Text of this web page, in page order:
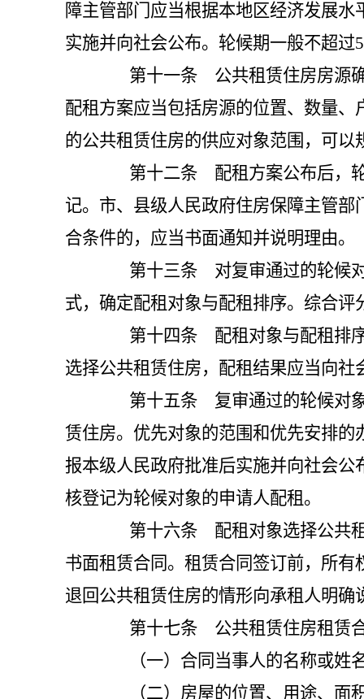
障主管部门应当根据本地区经济发展
实施并向社会公布。轮候期一般不超过
第十一条 公共租赁住房房源确
配租方案应当包括房源的位置、数量
的公共租赁住房的供应对象范围，可以
第十二条 配租方案公布后，轮
记。市、县级人民政府住房保障主管
合条件的，应当书面通知并说明理由。
第十三条 对复审通过的轮候对
式，确定配租对象与配租排序。综合
第十四条 配租对象与配租排序
选择公共租赁住房， 配租结果应当向社
第十五条 复审通过的轮候对象
赁住房。优先对象的范围和优先安排
报本级人民政府批准后实施并向社会
核登记为轮候对象的申请人配租。
第十六条 配租对象选择公共租
书面租赁合同。租赁合同签订前，所
退回公共租赁住房的情形向承租人明确
第十七条 公共租赁住房租赁合
（一）合同当事人的名称或姓
（二）房屋的位置、用途、面积